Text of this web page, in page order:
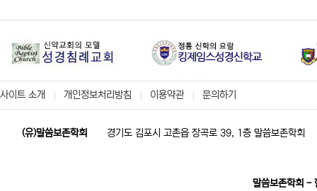
사이트 소개 개인정보처리방침 이용약관 문의하기
(유)말씀보존학회 경기도 김포시 고촌읍 장곡로 39, 1층 말씀보존학회
말씀보존학회 -